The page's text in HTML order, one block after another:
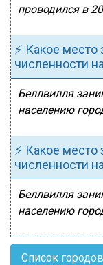
проводился в
⚡ Какое
численности
Беллвилля
населению
⚡ Какое
численности
Беллвилля
населению
Список